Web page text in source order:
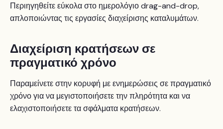
Περιηγηθείτε εύκολα στο ημερολόγιο drag-and-drop,
απλοποιώντας τις εργασίες διαχείρισης καταλυμάτων.
Διαχείριση κρατήσεων σε
πραγματικό χρόνο
Παραμείνετε στην κορυφή με ενημερώσεις σε πραγματικό
χρόνο για να μεγιστοποιήσετε την πληρότητα και να
ελαχιστοποιήσετε τα σφάλματα κρατήσεων.